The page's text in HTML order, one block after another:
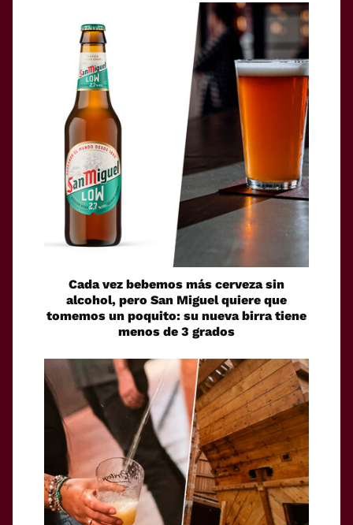
Cada vez bebemos más cerveza sin
alcohol, pero San Miguel quiere que
tomemos un poquito: su nueva birra tiene
menos de 3 grados